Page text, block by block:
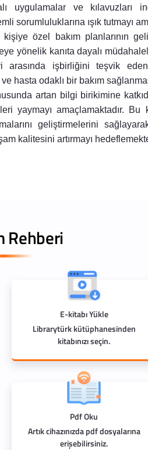
uygulamalar ve kılavuzları
sorumluluklarına ışık tutmayı
özel bakım planlarının
yönelik kanıta dayalı
arasında işbirliğini teşvik
hasta odaklı bir bakım
artan bilgi birikimine
yaymayı amaçlamaktadır. Bu
geliştirmelerini
kalitesini artırmayı
Rehberi
E-kitabı Yükle
Librarytürk kütüphanesinden
kitabınızı seçin.
Pdf Oku
Artık cihazınızda pdf dosyalarına
erişebilirsiniz.